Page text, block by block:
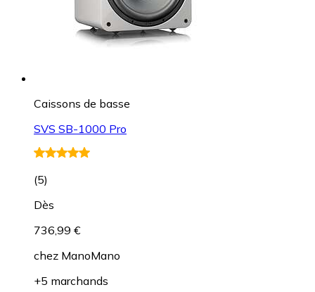
Caissons de basse
SVS SB-1000 Pro
(5)
Dès
736,99 €
chez ManoMano
+5 marchands